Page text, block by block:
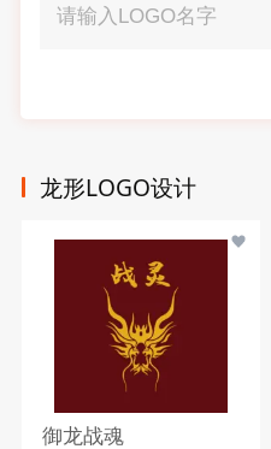
龙形LOGO设计
御龙战魂